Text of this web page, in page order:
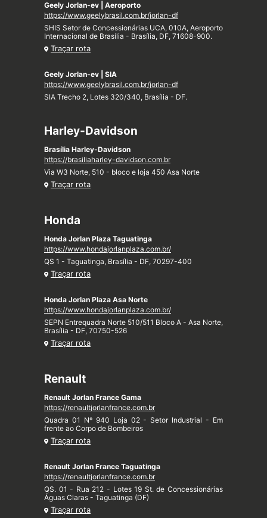
Geely Jorlan-ev | Aeroporto
https://www.geelybrasil.com.br/jorlan-df
SHIS Setor de Concessionárias UCA, 010A, Aeroporto
Internacional de Brasília - Brasília, DF, 71608-900.
Traçar rota
Geely Jorlan-ev | SIA
https://www.geelybrasil.com.br/jorlan-df
SIA Trecho 2, Lotes 320/340, Brasília - DF.
Harley-Davidson
Brasília Harley-Davidson
https://brasiliaharley-davidson.com.br
Via W3 Norte, 510 - bloco e loja 450 Asa Norte
Traçar rota
Honda
Honda Jorlan Plaza Taguatinga
https://www.hondajorlanplaza.com.br/
QS 1 - Taguatinga, Brasília - DF, 70297-400
Traçar rota
Honda Jorlan Plaza Asa Norte
https://www.hondajorlanplaza.com.br/
SEPN Entrequadra Norte 510/511 Bloco A - Asa Norte,
Brasília - DF, 70750-526
Traçar rota
Renault
Renault Jorlan France Gama
https://renaultjorlanfrance.com.br
Quadra 01 Nº 940 Loja 02 - Setor Industrial - Em
frente ao Corpo de Bombeiros
Traçar rota
Renault Jorlan France Taguatinga
https://renaultjorlanfrance.com.br
QS. 01 - Rua 212 - Lotes 19 St. de Concessionárias
Águas Claras - Taguatinga (DF)
Traçar rota